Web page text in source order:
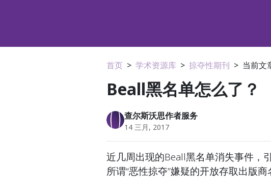
首页 > 学术资源库 > 掠夺性期刊 > 当前文
Beall黑名单怎么了？
查尔斯沃思作者服务
14 三月, 2017
近几周出现的Beall黑名单消失事件，
所谓“恶性掠夺”嫌疑的开放存取出版商